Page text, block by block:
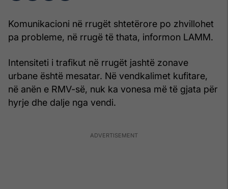
Komunikacioni në rrugët shtetërore po zhvillohet
pa probleme, në rrugë të thata, informon LAMM.
Intensiteti i trafikut në rrugët jashtë zonave
urbane është mesatar. Në vendkalimet kufitare,
në anën e RMV-së, nuk ka vonesa më të gjata për
hyrje dhe dalje nga vendi.